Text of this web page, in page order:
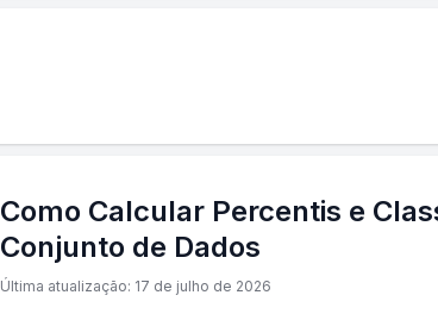
Como Calcular Percentis e
Conjunto de Dados
Última atualização: 17 de julho de 2026